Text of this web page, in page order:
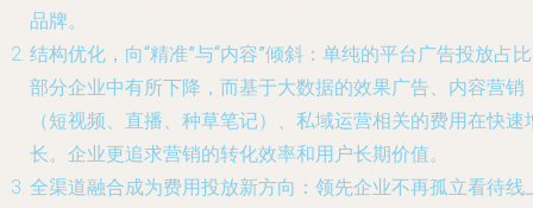
品牌。
结构优化，向“精准”与“内容”倾斜 ：单纯的平台广告投放占
部分企业中有所下降，而基于大数据的效果广告、内容营销
（短视频、直播、种草笔记）、私域运营相关的费用在快速
长。企业更追求营销的转化效率和用户长期价值。
全渠道融合成为费用投放新方向 ：领先企业不再孤立看待线